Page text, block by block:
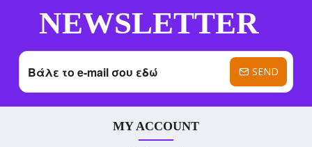
NEWSLETTER
SEND
MY ACCOUNT